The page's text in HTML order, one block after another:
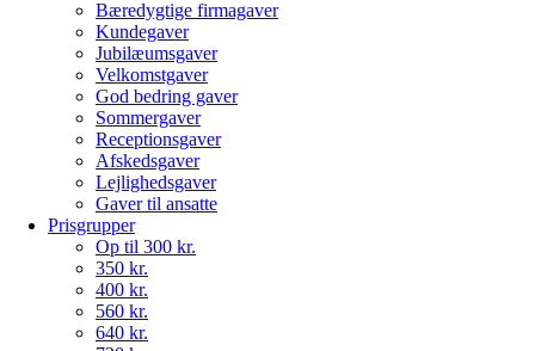
Bæredygtige firmagaver
Kundegaver
Jubilæumsgaver
Velkomstgaver
God bedring gaver
Sommergaver
Receptionsgaver
Afskedsgaver
Lejlighedsgaver
Gaver til ansatte
Prisgrupper
Op til 300 kr.
350 kr.
400 kr.
560 kr.
640 kr.